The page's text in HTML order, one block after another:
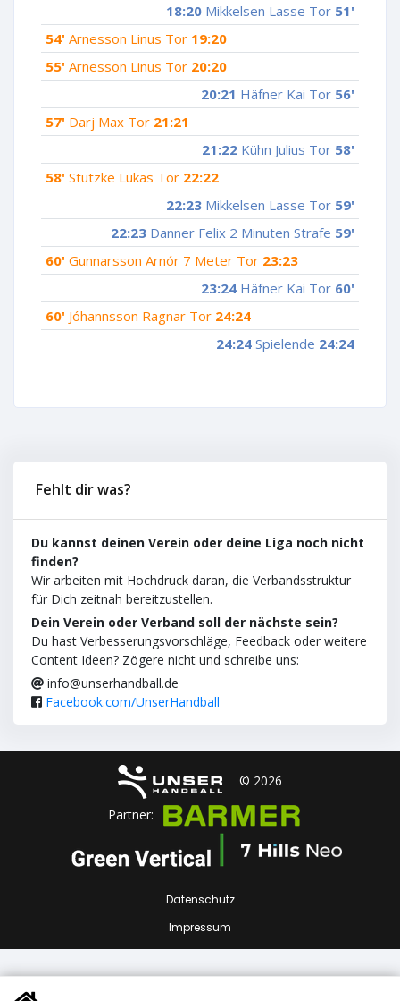
18:20 Mikkelsen Lasse Tor 51'
54' Arnesson Linus Tor 19:20
55' Arnesson Linus Tor 20:20
20:21 Häfner Kai Tor 56'
57' Darj Max Tor 21:21
21:22 Kühn Julius Tor 58'
58' Stutzke Lukas Tor 22:22
22:23 Mikkelsen Lasse Tor 59'
22:23 Danner Felix 2 Minuten Strafe 59'
60' Gunnarsson Arnór 7 Meter Tor 23:23
23:24 Häfner Kai Tor 60'
60' Jóhannsson Ragnar Tor 24:24
24:24 Spielende 24:24
Fehlt dir was?
Du kannst deinen Verein oder deine Liga noch nicht
finden?
Wir arbeiten mit Hochdruck daran, die Verbandsstruktur
für Dich zeitnah bereitzustellen.
Dein Verein oder Verband soll der nächste sein?
Du hast Verbesserungsvorschläge, Feedback oder weitere
Content Ideen? Zögere nicht und schreibe uns:
info@unserhandball.de
Facebook.com/UnserHandball
© 2026
Partner:
Datenschutz
Impressum